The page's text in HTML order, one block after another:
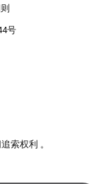
号
索权利 。